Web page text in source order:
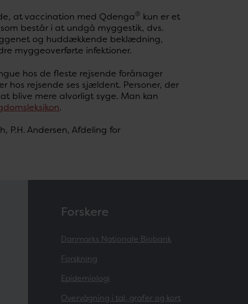
at vaccination med Qdenga® kun er et
består i at undgå myggestik, dvs.
og huddækkende beklædning,
myggeoverførte infektioner.
hos de fleste rejsende forårsager
hos rejsende ses sjældent. Personer, der
blive mere alvorligt syge. Man kan
.
P.H. Andersen, Afdeling for
Forskere
Danmarks Nationale Biobank
Forskning
Epidemiologi
Overvågning i tal, grafer og kort